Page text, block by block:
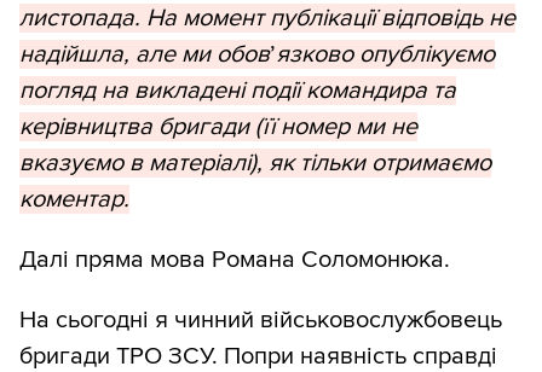
листопада. На момент публікації відповідь не
надійшла, але ми обов’язково опублікуємо
погляд на викладені події командира та
керівництва бригади (її номер ми не
вказуємо в матеріалі), як тільки отримаємо
коментар.
Далі пряма мова Романа Соломонюка.
На сьогодні я чинний військовослужбовець
бригади ТРО ЗСУ. Попри наявність справді